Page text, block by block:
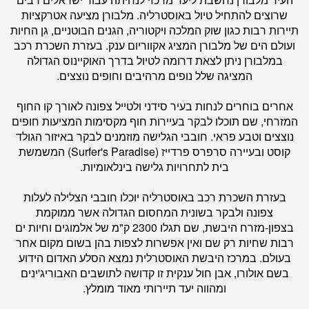
שרוצים להתחיל טיול באוסטרליה. מלבורן מציעה אטרקציות
תיירות רבות כגון שוק המלכה ויקטוריה, הגנים הבוטניים, גן החיות
ועולם הים של מלבורן המציג אקווריום ענק. בעזרת השכרת רכב
במלבורן ניתן לצאת דרומה לטיול בדרך האוקיינוס הגדולה
המציגה שלל נופים מרהיבים וחופים נוצצים.
אחרים בוחרים לנחות בעיר סידני ולטייל צפונה לאורך קו החוף
המזרחי, שם תוכלו לבקר בעיירות חוף מקסימות המציעות חופים
נוצצים וטבע פראי. חובבי הגלישה מוזמנים לבקר באיזור הגולד
קוסט ובעיירה סרפרס פרדייז (Surfer's Paradise) המשמשת
בית לתחרויות גלישה בינלאומיות.
בעזרת השכרת רכב באוסטרליה יוכלו חובבי הצלילה לעלות
צפונה ולבקר בשונית המחסום הגדולה אשר ממוקמת
בצפון-מזרח היבשת, שם תגלו 2300 ק"מ של אלמוגים וחיות ים
רבות שחיות רק שם ואין אפשרות לצפות בהן בשום מקום אחר
בעולם. במרכז היבשת האוסטרלית נמצא הסלע האדום הידוע
בשם אולורו, אבן חול ענקית זו קדושה לתושבים האבוריג'ינים
ומהווה יעד תיירותי מאוד מומלץ.